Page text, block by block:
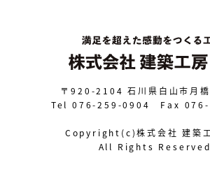
〒920-2104 石川県白山市月
Tel 076-259-0904 Fax 076-
Copyright(c)株式会社 建築
All Rights